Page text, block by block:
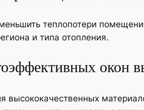
теплопотери
и типа отопления.
окон
высококачественных